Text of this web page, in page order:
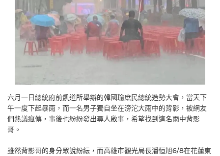
六月一日總統府前凱道所舉辦的韓國瑜庶民總統造勢大會，當天下
午一度下起暴雨，而一名男子獨自坐在滂沱大雨中的背影，被網友
們熱議瘋傳，事後也紛紛發出尋人啟事，希望找到這名雨中背影
哥。
雖然背影哥的身分眾說紛紜，而高雄市觀光局長潘恒旭6/8在花蓮東